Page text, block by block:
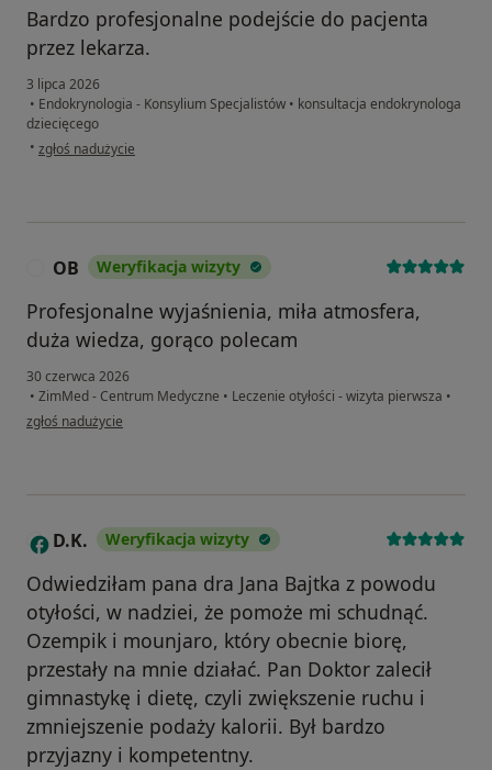
Bardzo profesjonalne podejście do pacjenta
przez lekarza.
3 lipca 2026
• Endokrynologia - Konsylium Specjalistów • konsultacja endokrynologa
dziecięcego
• w opinii użytkownika Katarzyna
zgłoś nadużycie
OB Weryfikacja wizyty
Profesjonalne wyjaśnienia, miła atmosfera,
duża wiedza, gorąco polecam
30 czerwca 2026
• ZimMed - Centrum Medyczne • Leczenie otyłości - wizyta pierwsza •
w opinii użytkownika OB
zgłoś nadużycie
D D.K. Weryfikacja wizyty
Odwiedziłam pana dra Jana Bajtka z powodu
otyłości, w nadziei, że pomoże mi schudnąć.
Ozempik i mounjaro, który obecnie biorę,
przestały na mnie działać. Pan Doktor zalecił
gimnastykę i dietę, czyli zwiększenie ruchu i
zmniejszenie podaży kalorii. Był bardzo
przyjazny i kompetentny.